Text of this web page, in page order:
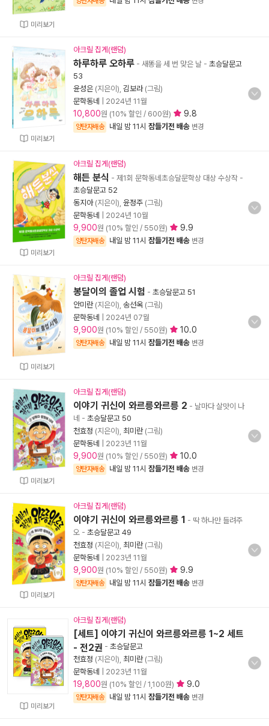
미리보기
미리보기
아크릴 집게(랜덤)
하루하루 오하루 - 새똥을 세 번 맞은 날 - 초승달문고
53
윤성은 (지은이), 김보라(그림)
문학동네
2024년 11월
10,800원 (10% 할인 / 600원) 9.8
양탄자배송 내일 밤 11시 잠들기전 배송 변경
미리보기
아크릴 집게(랜덤)
해든 분식 - 제1회 문학동네초승달문학상 대상 수상작 -
초승달문고 52
동지아(지은이), 윤정주 (그림)
문학동네
2024년 10월
9,900원 (10% 할인 / 550원) 9.9
양탄자배송 내일 밤 11시 잠들기전 배송 변경
미리보기
아크릴 집게(랜덤)
봉달이의 졸업 시험 - 초승달문고 51
안미란(지은이), 송선옥 (그림)
문학동네
2024년 07월
9,900원 (10% 할인 / 550원) 10.0
양탄자배송 내일 밤 11시 잠들기전 배송 변경
미리보기
아크릴 집게(랜덤)
이야기 귀신이 와르릉와르릉 2 - 날마다 살맛이 나
네 - 초승달문고 50
천효정 (지은이), 최미란(그림)
문학동네
2023년 11월
9,900원 (10% 할인 / 550원) 10.0
양탄자배송 내일 밤 11시 잠들기전 배송 변경
미리보기
아크릴 집게(랜덤)
이야기 귀신이 와르릉와르릉 1 - 딱 하나만 들려주
오 - 초승달문고 49
천효정 (지은이), 최미란(그림)
문학동네
2023년 11월
9,900원 (10% 할인 / 550원) 9.9
양탄자배송 내일 밤 11시 잠들기전 배송 변경
미리보기
아크릴 집게(랜덤)
[세트] 이야기 귀신이 와르릉와르릉 1~2 세트
- 전2권 - 초승달문고
천효정 (지은이), 최미란(그림)
문학동네
2023년 11월
19,800원 (10% 할인 / 1,100원) 9.0
양탄자배송 내일 밤 11시 잠들기전 배송 변경